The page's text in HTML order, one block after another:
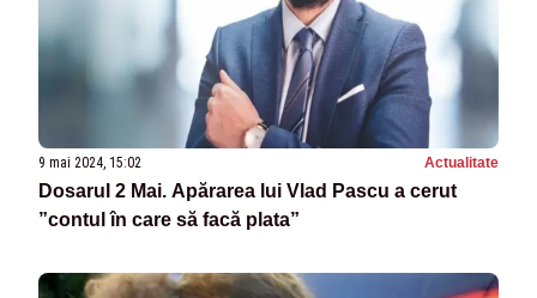
9 mai 2024, 15:02 Actualitate
Dosarul 2 Mai. Apărarea lui Vlad Pascu a cerut
”contul în care să facă plata”